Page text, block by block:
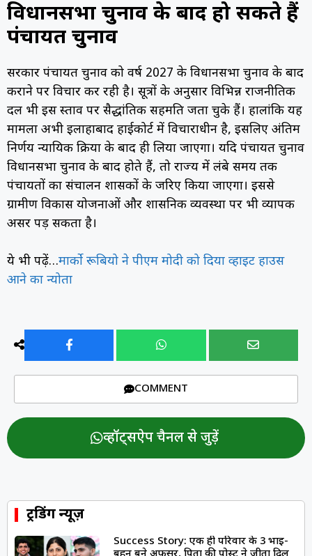
विधानसभा चुनाव के बाद हो सकते हैं
पंचायत चुनाव
सरकार पंचायत चुनाव को वर्ष 2027 के विधानसभा चुनाव के बाद
कराने पर विचार कर रही है। सूत्रों के अनुसार विभिन्न राजनीतिक
दल भी इस प्रस्ताव पर सैद्धांतिक सहमति जता चुके हैं। हालांकि यह
मामला अभी इलाहाबाद हाईकोर्ट में विचाराधीन है, इसलिए अंतिम
निर्णय न्यायिक प्रक्रिया के बाद ही लिया जाएगा। यदि पंचायत चुनाव
विधानसभा चुनाव के बाद होते हैं, तो राज्य में लंबे समय तक
पंचायतों का संचालन प्रशासकों के जरिए किया जाएगा। इससे
ग्रामीण विकास योजनाओं और प्रशासनिक व्यवस्था पर भी व्यापक
असर पड़ सकता है।
ये भी पढ़ें…मार्को रूबियो ने पीएम मोदी को दिया व्हाइट हाउस
आने का न्योता
COMMENT
व्हॉट्सऐप चैनल से जुड़ें
ट्रेंडिंग न्यूज़
Success Story: एक ही परिवार के 3 भाई-